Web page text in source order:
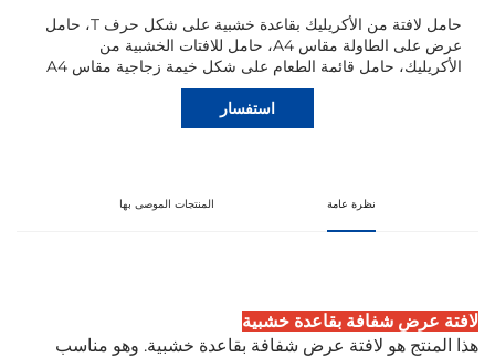
حامل لافتة من الأكريليك بقاعدة خشبية على شكل حرف T، حامل
عرض على الطاولة مقاس A4، حامل للافتات الخشبية من
الأكريليك، حامل قائمة الطعام على شكل خيمة زجاجية مقاس A4
استفسار
نظرة عامة المنتجات الموصى بها
لافتة عرض شفافة بقاعدة خشبية
هذا المنتج هو لافتة عرض شفافة بقاعدة خشبية. وهو مناسب